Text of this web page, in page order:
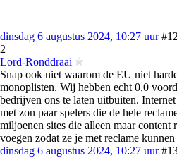
dinsdag 6 augustus 2024, 10:27 uur #12
2
Lord-Ronddraai
Snap ook niet waarom de EU niet
monoplisten. Wij hebben echt 0,0
bedrijven ons te laten uitbuiten.
met zon paar spelers die de hele
miljoenen sites die alleen maar content
voegen zodat ze je met reclame
dinsdag 6 augustus 2024, 10:27 uur